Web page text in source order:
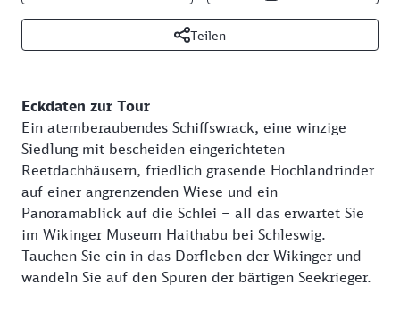
Teilen
Eckdaten zur Tour
Ein atemberaubendes Schiffswrack, eine winzige
Siedlung mit bescheiden eingerichteten
Reetdachhäusern, friedlich grasende Hochlandrinder
auf einer angrenzenden Wiese und ein
Panoramablick auf die Schlei – all das erwartet Sie
im Wikinger Museum Haithabu bei Schleswig.
Tauchen Sie ein in das Dorfleben der Wikinger und
wandeln Sie auf den Spuren der bärtigen Seekrieger.